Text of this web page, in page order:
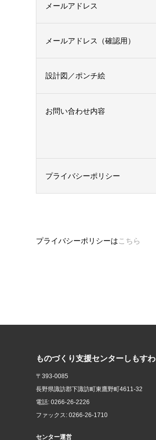
メールアドレス
メールアドレス（確認用）
設計図／ポンチ絵
お問い合わせ内容
プライバシーポリシー
プライバシーポリシーはこちら
ものづくり支援センターしもすわ
〒393-0085
長野県諏訪郡下諏訪町東鷹野町4611-32
電話: 0266-26-2226
ファックス: 0266-26-1710
センター運営